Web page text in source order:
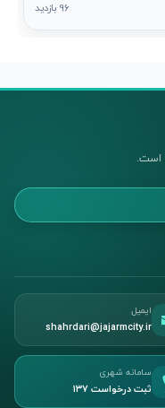
96 بازدید
است.
ایمیل
shahrdari@jajarmcity.ir
سامانه شهری
ثبت درخواست ۱۳۷